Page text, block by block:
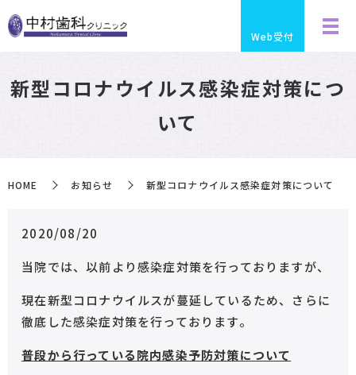
Web受付
新型コロナウイルス感染症対策につ
いて
HOME お知らせ 新型コロナウイルス感染症対策について
2020/08/20
当院では、以前より感染症対策を行っておりますが、
現在新型コロナウイルスが蔓延しているため、さらに
徹底した感染症対策を行っております。
普段から行っている院内感染予防対策について